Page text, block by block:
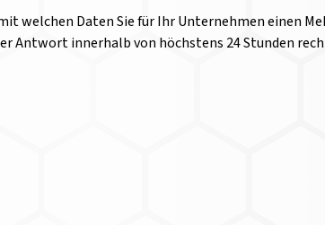
welchen Daten Sie für Ihr Unternehmen einen
Antwort innerhalb von höchstens 24 Stunden